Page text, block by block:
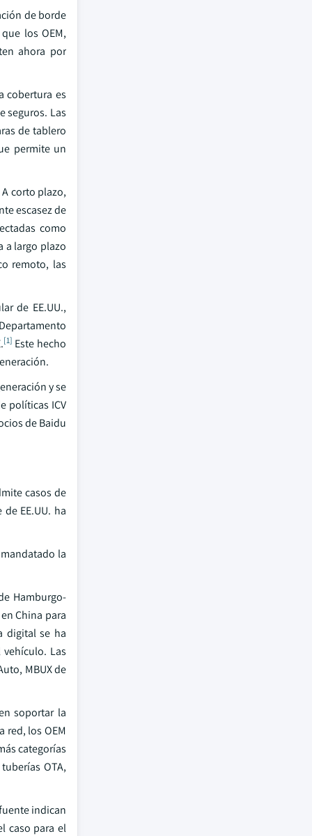
de borde
los OEM,
ahora por
cobertura es
seguros. Las
de tablero
permite un
corto plazo,
escasez de
como
a largo plazo
remoto, las
de EE.UU.,
[1] Este hecho
y se
políticas ICV
de Baidu
casos de
EE.UU. ha
la
Hamburgo-
China para
digital se ha
Las
MBUX de
soportar la
los OEM
categorías
OTA,
indican
caso para el